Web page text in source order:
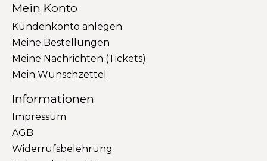
Mein Konto
Kundenkonto anlegen
Meine Bestellungen
Meine Nachrichten (Tickets)
Mein Wunschzettel
Informationen
Impressum
AGB
Widerrufsbelehrung